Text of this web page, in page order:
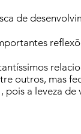
de
outros, mas
a leveza de